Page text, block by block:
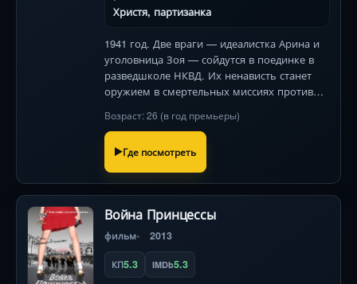
Христя, партизанка
1941 год. Две враги — идеалистка Арина и
уголовница Зоя — сойдутся в поединке в
разведшколе НКВД. Их ненависть станет
оружием в смертельных миссиях против
Звезды: Светлана Иванова, Устинова.
Возраст: 26 (в год премьеры)
Где посмотреть
Война Принцессы
фильм 2013
КП5.3 IMDb5.3